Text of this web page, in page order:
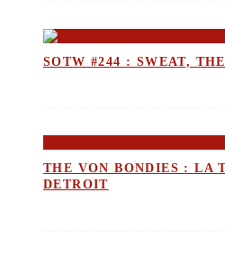
SOTW #244 : SWEAT,
THE VON BONDIES : LA
DETROIT